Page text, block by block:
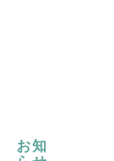
お知